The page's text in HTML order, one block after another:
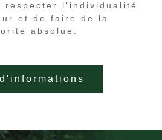
respecter l'individualité
et de faire de la
absolue.